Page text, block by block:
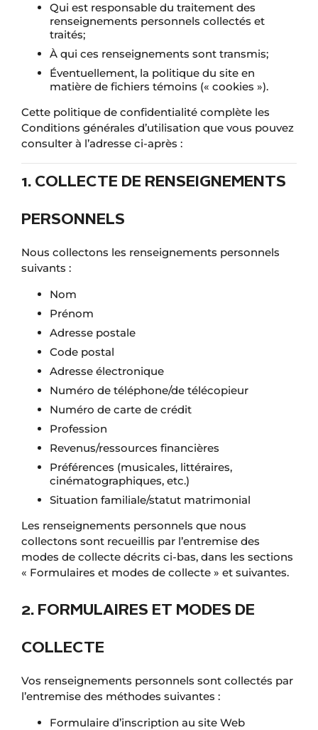
Qui est responsable du traitement des
renseignements personnels collectés et
traités;
À qui ces renseignements sont transmis;
Éventuellement, la politique du site en
matière de fichiers témoins (« cookies »).
Cette politique de confidentialité complète les
Conditions générales d’utilisation que vous pouvez
consulter à l’adresse ci-après :
1. COLLECTE DE RENSEIGNEMENTS
PERSONNELS
Nous collectons les renseignements personnels
suivants :
Nom
Prénom
Adresse postale
Code postal
Adresse électronique
Numéro de téléphone/de télécopieur
Numéro de carte de crédit
Profession
Revenus/ressources financières
Préférences (musicales, littéraires,
cinématographiques, etc.)
Situation familiale/statut matrimonial
Les renseignements personnels que nous
collectons sont recueillis par l’entremise des
modes de collecte décrits ci-bas, dans les sections
« Formulaires et modes de collecte » et suivantes.
2. FORMULAIRES ET MODES DE
COLLECTE
Vos renseignements personnels sont collectés par
l’entremise des méthodes suivantes :
Formulaire d’inscription au site Web